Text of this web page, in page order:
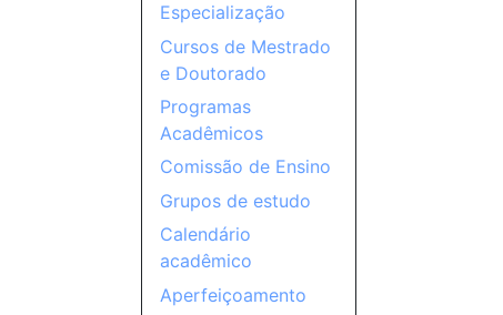
Especialização
Cursos de Mestrado
e Doutorado
Programas
Acadêmicos
Comissão de Ensino
Grupos de estudo
Calendário
acadêmico
Aperfeiçoamento